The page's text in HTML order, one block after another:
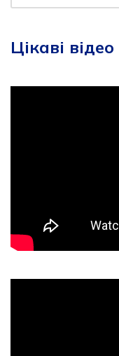
Цікаві відео